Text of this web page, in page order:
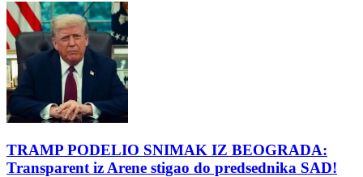
TRAMP PODELIO SNIMAK IZ BEOGRADA:
Transparent iz Arene stigao do predsednika SAD!